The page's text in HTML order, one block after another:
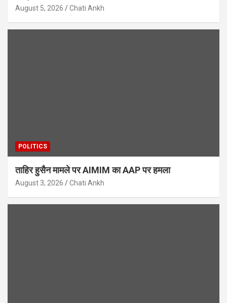
August 5, 2026 Chati Ankh
POLITICS
ताहिर हुसैन मामले पर AIMIM का AAP पर हमला
August 3, 2026 Chati Ankh